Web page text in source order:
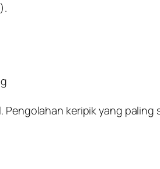
keripik yang paling